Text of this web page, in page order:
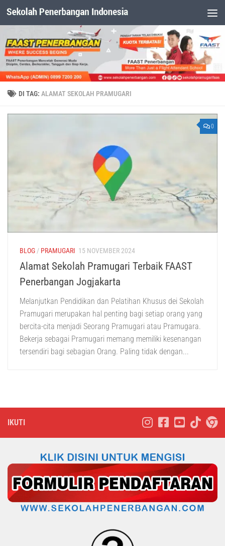
Dibawah Konten
DI TAG: ALAMAT SEKOLAH PRAMUGARI
0
BLOG / PRAMUGARI 15 NOVEMBER 2024
Alamat Sekolah Pramugari Terbaik FAAST
Penerbangan Jogjakarta
Melanjutkan Pendidikan dan Pelatihan Khusus dei Sekolah
Pramugari merupakan hal penting bagi setiap orang yang
bercita-cita menjadi Seorang Pramugari atau Pramugara.
Bekerja sebagai Pramugari memang memiliki kesenangan
tersendiri bagi sebagian Orang. Paling tidak dengan...
IKUTI